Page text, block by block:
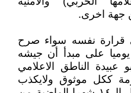
جهة اخرى.
قرارة نفسه سواء صرح
على مبدأ أن جيشه
عبيدة الناطق الاعلامي
ككل موثوق ولايكذب